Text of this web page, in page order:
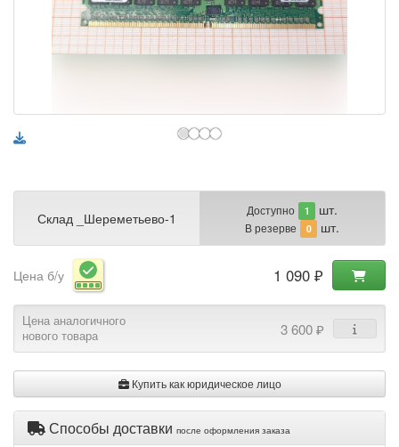
Склад _Шереметьево-1 Доступно 1 шт.
В резерве 0 шт.
Цена б/у 1 090 ₽
Цена аналогичного
нового товара
3 600 ₽
Купить как юридическое лицо
Способы доставки после оформления заказа